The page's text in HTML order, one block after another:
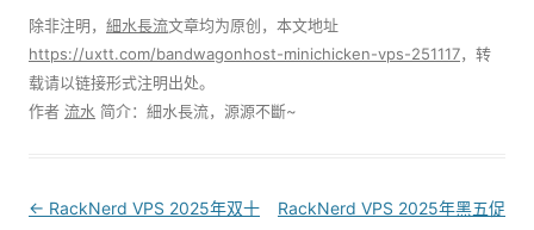
除非注明， 細水長流文章均为原创，本文地址
https://uxtt.com/bandwagonhost-minichicken-vps-251117，转
载请以链接形式注明出处。
作者 流水 简介：細水長流，源源不斷~
Post
← RackNerd VPS 2025年双十
RackNerd VPS 2025年黑五促